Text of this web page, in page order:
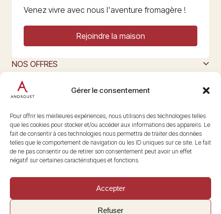
Gérer le consentement
Pour offrir les meilleures expériences, nous utilisons des technologies telles
que les cookies pour stocker et/ou accéder aux informations des appareils. Le
fait de consentir à ces technologies nous permettra de traiter des données
telles que le comportement de navigation ou les ID uniques sur ce site. Le fait
de ne pas consentir ou de retirer son consentement peut avoir un effet
négatif sur certaines caractéristiques et fonctions.
Accepter
Refuser
Venez vivre avec nous l'aventure fromagère !
Rejoindre la maison
NOS OFFRES
L’ART DU FROMAGE
Nous suivre
@maisonandrouet
Copyright © 2026 Androuet
Site parMake the Grade